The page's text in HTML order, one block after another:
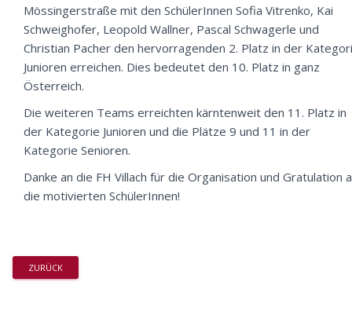
Mössingerstraße mit den SchülerInnen Sofia Vitrenko, Kai
Schweighofer, Leopold Wallner, Pascal Schwagerle und
Christian Pacher den hervorragenden 2. Platz in der
Junioren erreichen. Dies bedeutet den 10. Platz in ganz
Österreich.
Die weiteren Teams erreichten kärntenweit den 11. Platz in
der Kategorie Junioren und die Plätze 9 und 11 in der
Kategorie Senioren.
Danke an die FH Villach für die Organisation und Gratulation
die motivierten SchülerInnen!
ZURÜCK